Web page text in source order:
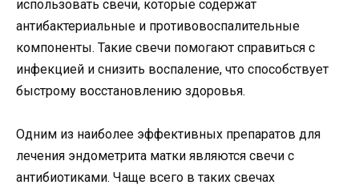
использовать свечи, которые содержат
антибактериальные и противовоспалительные
компоненты. Такие свечи помогают справиться с
инфекцией и снизить воспаление, что способствует
быстрому восстановлению здоровья.
Одним из наиболее эффективных препаратов для
лечения эндометрита матки являются свечи с
антибиотиками. Чаще всего в таких свечах